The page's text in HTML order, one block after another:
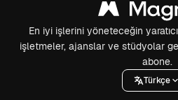
En iyi işlerini yöneteceğin
işletmeler, ajanslar ve stüdyolar
abone.
Türkçe